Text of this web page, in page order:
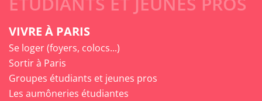
VIVRE À PARIS
Se loger (foyers, colocs...)
Sortir à Paris
Groupes étudiants et jeunes pros
Les aumôneries étudiantes